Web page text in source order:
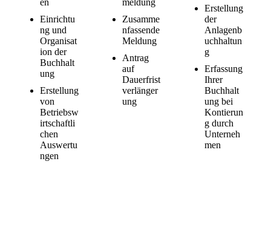
en
Einrichtu
ng und
Organisat
ion der
Buchhalt
ung
Erstellung
von
Betriebsw
irtschaftli
chen
Auswertu
ngen
meldung
Zusamme
nfassende
Meldung
Antrag
auf
Dauerfrist
verlänger
ung
Erstellung
der
Anlagenb
uchhaltun
g
Erfassung
Ihrer
Buchhalt
ung bei
Kontierun
g durch
Unterneh
men